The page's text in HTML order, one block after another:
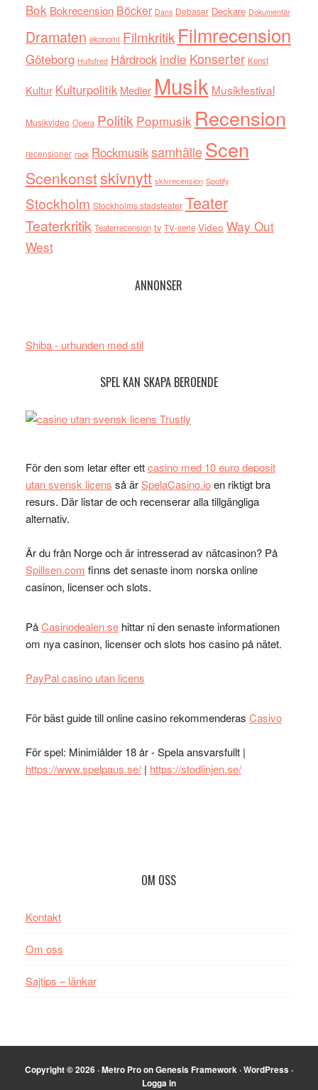
Bok Bokrecension Böcker Dans Debaser Deckare Dokumentär
Dramaten ekonomi Filmkritik Filmrecension
Göteborg Hultsfred Hårdrock indie Konserter Konst
Kultur Kulturpolitik Medier Musik Musikfestival
Musikvideo Opera Politik Popmusik Recension
recensioner rock RockmusiksamhälleScen
Scenkonstskivnytt skivrecension Spotify
Stockholm Stockholms stadsteater Teater
Teaterkritik Teaterrecension tv TV-serie Video Way Out
West
ANNONSER
Shiba - urhunden med stil
SPEL KAN SKAPA BEROENDE
För den som letar efter ettcasino med 10 euro deposit
utan svensk licens så ärSpelaCasino.ioen riktigt bra
resurs. Där listar de och recenserar alla tillgängliga
alternativ.
Är du från Norge och är intresserad av nätcasinon? På
Spillsen.com finns det senaste inom norska online
casinon, licenser och slots.
PåCasinodealen.sehittar ni den senaste informationen
om nya casinon, licenser och slots hos casino på nätet.
PayPal casino utan licens
För bäst guide till online casino rekommenderas Casivo
För spel: Minimiålder 18 år - Spela ansvarsfullt |
https://www.spelpaus.se/| https://stodlinjen.se/
OM OSS
Kontakt
Om oss
Sajtips – länkar
Copyright © 2026 ·Metro ProonGenesis Framework ·WordPress ·
Logga in